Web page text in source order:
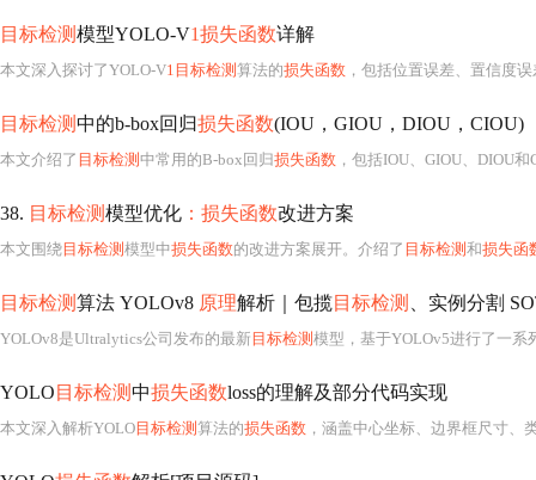
目标检测模型YOLO-V1损失函数详解
本文深入探讨了YOLO-V1目标检测 算法的损失函数 ，包括位置误差、置信度误差和分类误差的计算方式及
目标检测中的b-box回归损失函数(IOU，GIOU，DIOU，CIOU)
本文介绍了 目标检测 中常用的B-box回归损失函数 ，包括IOU、GIOU、DIOU
38. 目标检测模型优化 ：损失函数改进方案
本文围绕目标检测 模型中损失函数的改进方案展开。介绍了 目标检测 和损失函
目标检测算法 YOLOv8 原理解析｜包揽目标检测 、实例分割
YOLOv8是Ultralytics公司发布的最新 目标检测 模型，基于YOLOv5进行了一系
YOLO 目标检测中损失函数loss的理解及部分代码实现
本文深入解析YOLO目标检测 算法的损失函数 ，涵盖中心坐标、边界框尺寸、